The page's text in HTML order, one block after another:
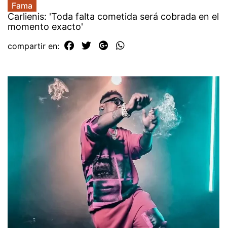
Fama
Carlienis: 'Toda falta cometida será cobrada en el
momento exacto'
compartir en: